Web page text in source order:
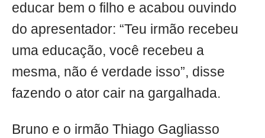
educar bem o filho e acabou ouvindo
do apresentador: “Teu irmão recebeu
uma educação, você recebeu a
mesma, não é verdade isso”, disse
fazendo o ator cair na gargalhada.
Bruno e o irmão Thiago Gagliasso